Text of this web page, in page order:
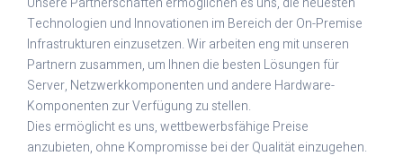
Technologien und Innovationen im Bereich der On-Premise
Infrastrukturen einzusetzen. Wir arbeiten eng mit unseren
Partnern zusammen, um Ihnen die besten Lösungen für
Server, Netzwerkkomponenten und andere Hardware-
Komponenten zur Verfügung zu stellen.
Dies ermöglicht es uns, wettbewerbsfähige Preise
anzubieten, ohne Kompromisse bei der Qualität einzugehen.